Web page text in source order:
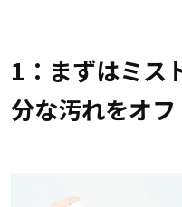
1：まずはミス
分な汚れをオフ